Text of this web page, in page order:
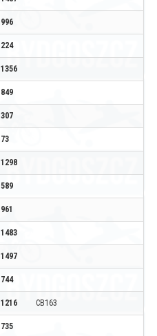
996
224
1356
849
307
73
1298
589
961
1483
1497
744
1216 CB163
735